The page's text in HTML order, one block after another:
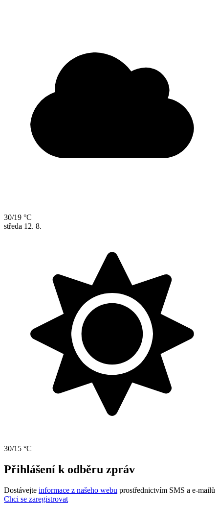
30/19 °C
středa 12. 8.
30/15 °C
Přihlášení k odběru zpráv
Dostávejte informace z našeho webu prostřednictvím SMS a e-mailů
Chci se zaregistrovat